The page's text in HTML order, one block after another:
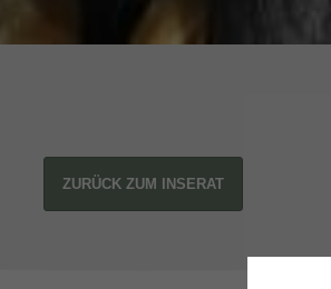
ZURÜCK ZUM INSERAT